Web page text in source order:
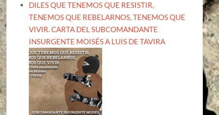
DILES QUE TENEMOS QUE RESISTIR,
TENEMOS QUE REBELARNOS, TENEMOS QUE
VIVIR. CARTA DEL SUBCOMANDANTE
INSURGENTE MOISÉS A LUIS DE TAVIRA